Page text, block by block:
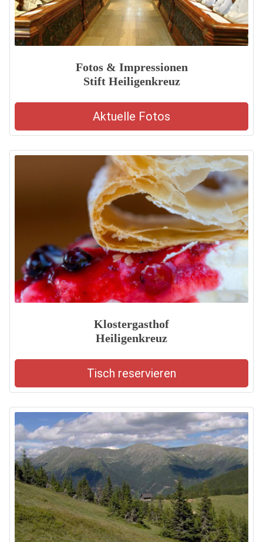
Fotos & Impressionen
Stift Heiligenkreuz
Aktuelle Fotos
Klostergasthof
Heiligenkreuz
Tisch reservieren